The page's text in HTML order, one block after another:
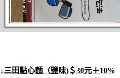
↓三田點心麵（鹽味)＄30元＋10%